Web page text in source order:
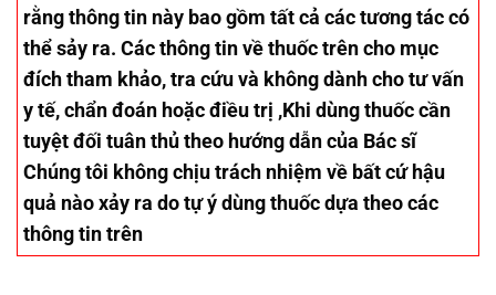
rằng thông tin này bao gồm tất cả các tương tác có
thể sảy ra. Các thông tin về thuốc trên cho mục
đích tham khảo, tra cứu và không dành cho tư vấn
y tế, chẩn đoán hoặc điều trị ,Khi dùng thuốc cần
tuyệt đối tuân thủ theo hướng dẫn của Bác sĩ
Chúng tôi không chịu trách nhiệm về bất cứ hậu
quả nào xảy ra do tự ý dùng thuốc dựa theo các
thông tin trên